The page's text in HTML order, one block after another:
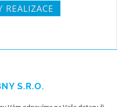
REALIZACE
S.R.O.